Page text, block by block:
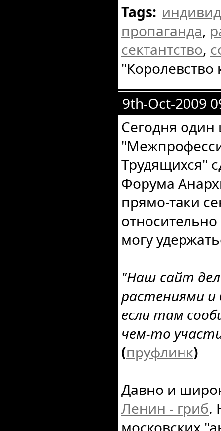
Tags:
пропаганда,
сектантство,
"Королевство
9th-Oct-2009
Сегодня один
Трудящихся"
Форума
прямо-таки
могу
"Наш сайт
растениями и
если там
чем-то
(пруфлинк)
Давно и
Ленин - гриб.
московских